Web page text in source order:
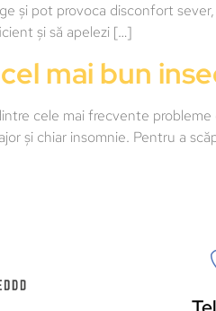
și pot provoca disconfort
și să apelezi […]
mai bun
cele mai frecvente
și chiar insomnie. Pentru a